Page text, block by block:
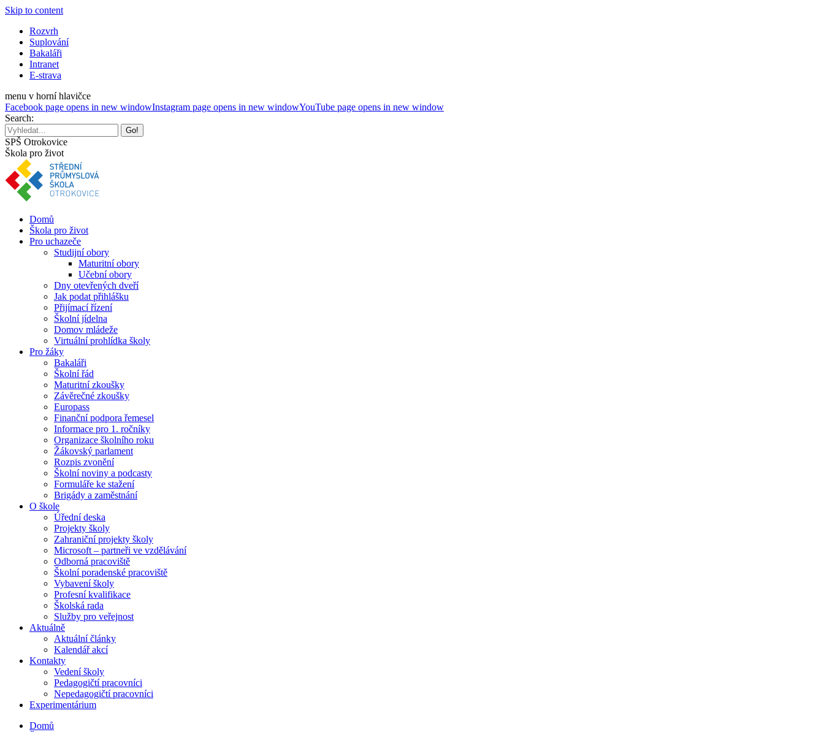
Skip to content
Rozvrh
Suplování
Bakaláři
Intranet
E-strava
menu v horní hlavičce
Facebook page opens in new windowInstagram page opens in new windowYouTube page opens in new window
Search:
SPŠ Otrokovice
Škola pro život
Domů
Škola pro život
Pro uchazeče
Studijní obory
Maturitní obory
Učební obory
Dny otevřených dveří
Jak podat přihlášku
Přijímací řízení
Školní jídelna
Domov mládeže
Virtuální prohlídka školy
Pro žáky
Bakaláři
Školní řád
Maturitní zkoušky
Závěrečné zkoušky
Europass
Finanční podpora řemesel
Informace pro 1. ročníky
Organizace školního roku
Žákovský parlament
Rozpis zvonění
Školní noviny a podcasty
Formuláře ke stažení
Brigády a zaměstnání
O škole
Úřední deska
Projekty školy
Zahraniční projekty školy
Microsoft – partneři ve vzdělávání
Odborná pracoviště
Školní poradenské pracoviště
Vybavení školy
Profesní kvalifikace
Školská rada
Služby pro veřejnost
Aktuálně
Aktuální články
Kalendář akcí
Kontakty
Vedení školy
Pedagogičtí pracovníci
Nepedagogičtí pracovníci
Experimentárium
Domů